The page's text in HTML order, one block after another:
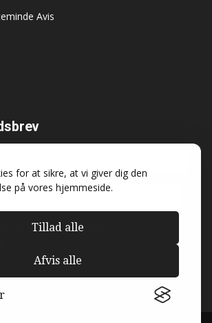
for at sikre, at vi giver dig den
på vores hjemmeside.
Tillad alle
Afvis alle
Avis
sende dig nyheder og